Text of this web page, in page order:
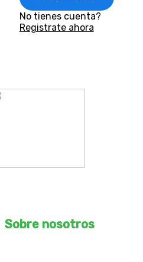
No tienes cuenta?
Registrate ahora
Sobre nosotros